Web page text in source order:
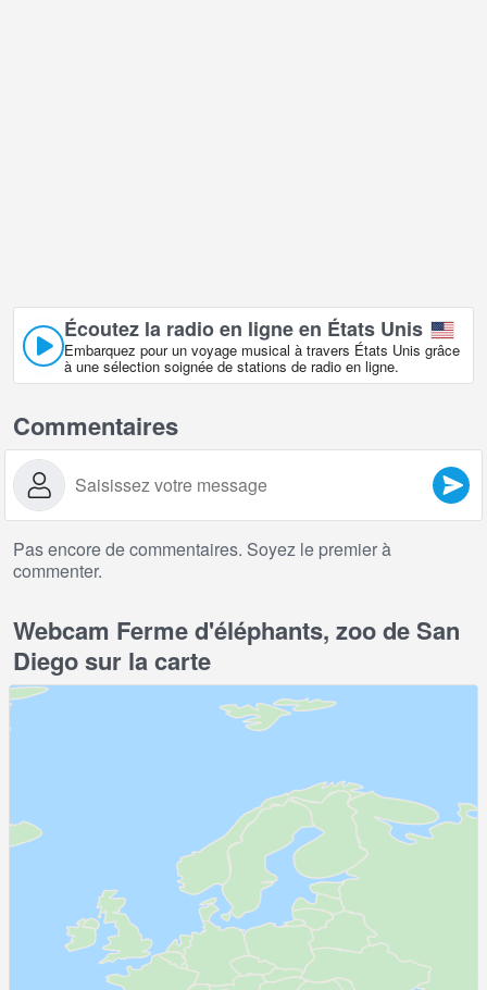
Écoutez la radio en ligne en États Unis
Embarquez pour un voyage musical à travers États Unis grâce
à une sélection soignée de stations de radio en ligne.
Commentaires
Pas encore de commentaires. Soyez le premier à
commenter.
Webcam Ferme d'éléphants, zoo de San
Diego sur la carte